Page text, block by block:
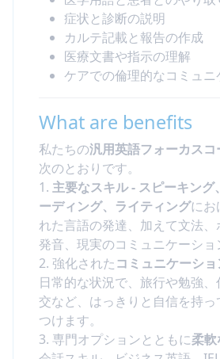
症状と診断の説明
カルテ記載と報告の作成
医療文書や指示の理解
ケアでの倫理的なコミュ
What are benefits
私たちの汎用英語フォーカスコ
次のとおりです。
1. 主要なスキル - スピーキング
ーディング、ライティングにお
れた言語の発達、加えて文法、
発音、現実のコミュニケーショ
2. 強化されたコミュニケーシ
日常的な状況で、旅行や勉強
交など、はっきりと自信を持
つけます。
3. 専門オプションとともに柔軟